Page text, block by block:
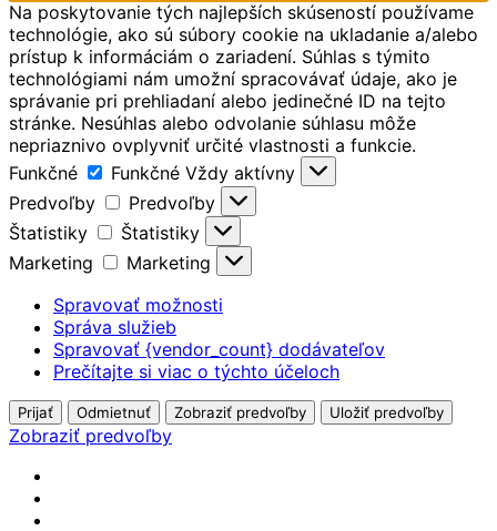
Na poskytovanie tých najlepších skúseností používame
technológie, ako sú súbory cookie na ukladanie a/alebo
prístup k informáciám o zariadení. Súhlas s týmito
technológiami nám umožní spracovávať údaje, ako je
správanie pri prehliadaní alebo jedinečné ID na tejto
stránke. Nesúhlas alebo odvolanie súhlasu môže
nepriaznivo ovplyvniť určité vlastnosti a funkcie.
Funkčné
Funkčné Vždy aktívny
Predvoľby
Predvoľby
Štatistiky
Štatistiky
Marketing
Marketing
Spravovať možnosti
Správa služieb
Spravovať {vendor_count} dodávateľov
Prečítajte si viac o týchto účeloch
Prijať Odmietnuť Zobraziť predvoľby Uložiť predvoľby
Zobraziť predvoľby